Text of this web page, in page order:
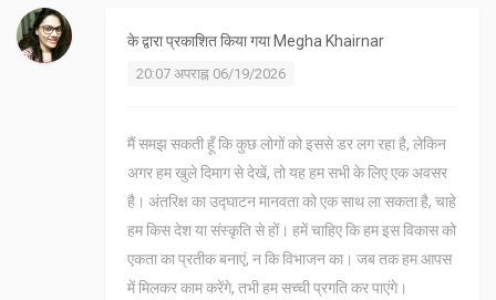
के द्वारा प्रकाशित किया गया Megha Khairnar
20:07 अपराह्न 06/19/2026
मैं समझ सकती हूँ कि कुछ लोगों को इससे डर लग रहा है, लेकिन
अगर हम खुले दिमाग से देखें, तो यह हम सभी के लिए एक अवसर
है। अंतरिक्ष का उद्घाटन मानवता को एक साथ ला सकता है, चाहे
हम किस देश या संस्कृति से हों। हमें चाहिए कि हम इस विकास को
एकता का प्रतीक बनाएं, न कि विभाजन का। जब तक हम आपस
में मिलकर काम करेंगे, तभी हम सच्ची प्रगति कर पाएंगे।